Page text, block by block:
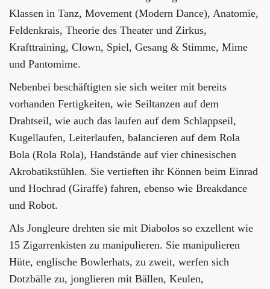
Klassen in Tanz, Movement (Modern Dance), Anatomie,
Feldenkrais, Theorie des Theater und Zirkus,
Krafttraining, Clown, Spiel, Gesang & Stimme, Mime
und Pantomime.
Nebenbei beschäftigten sie sich weiter mit bereits
vorhanden Fertigkeiten, wie Seiltanzen auf dem
Drahtseil, wie auch das laufen auf dem Schlappseil,
Kugellaufen, Leiterlaufen, balancieren auf dem Rola
Bola (Rola Rola), Handstände auf vier chinesischen
Akrobatikstühlen. Sie vertieften ihr Können beim Einrad
und Hochrad (Giraffe) fahren, ebenso wie Breakdance
und Robot.
Als Jongleure drehten sie mit Diabolos so exzellent wie
15 Zigarrenkisten zu manipulieren. Sie manipulieren
Hüte, englische Bowlerhats, zu zweit, werfen sich
Dotzbälle zu, jonglieren mit Bällen, Keulen,